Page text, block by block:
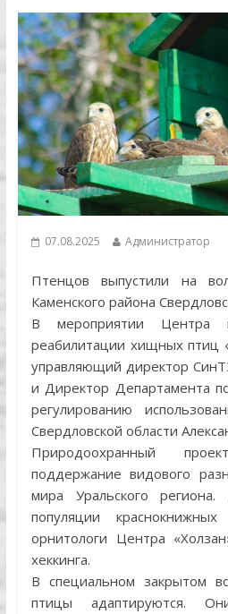
07.08.2025 Администратор
Птенцов выпустили на
Каменского района
В мероприятии Центра
реабилитации хищных птиц
управляющий директор
и Директор Департамента
регулированию
Свердловской области
Природоохранный
поддержание видового
мира Уральского региона.
популяции
орнитологи Центра
хеккинга.
В специальном закрытом
птицы адаптируются.